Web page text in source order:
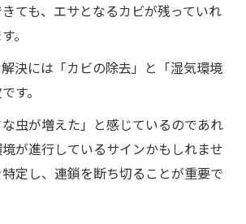
ても、エサとなるカビが残っていれ
。
決には「カビの除去」と「湿気環境
す。
虫が増えた」と感じているのであれ
が進行しているサインかもしれませ
定し、連鎖を断ち切ることが重要で